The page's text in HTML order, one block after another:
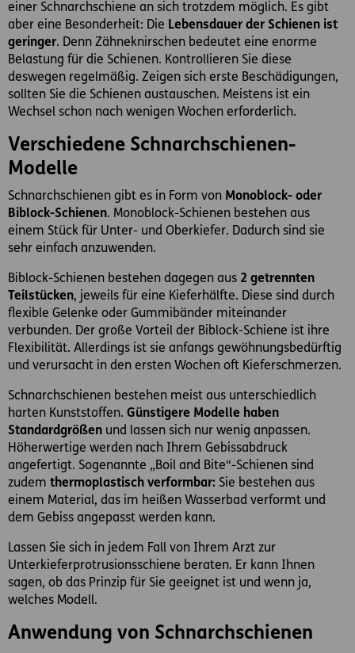
einer Schnarchschiene an sich trotzdem möglich. Es gibt
aber eine Besonderheit: Die Lebensdauer der Schienen ist
geringer. Denn Zähneknirschen bedeutet eine enorme
Belastung für die Schienen. Kontrollieren Sie diese
deswegen regelmäßig. Zeigen sich erste Beschädigungen,
sollten Sie die Schienen austauschen. Meistens ist ein
Wechsel schon nach wenigen Wochen erforderlich.
Verschiedene Schnarchschienen-
Modelle
Schnarchschienen gibt es in Form von Monoblock- oder
Biblock-Schienen. Monoblock-Schienen bestehen aus
einem Stück für Unter- und Oberkiefer. Dadurch sind sie
sehr einfach anzuwenden.
Biblock-Schienen bestehen dagegen aus 2 getrennten
Teilstücken, jeweils für eine Kieferhälfte. Diese sind durch
flexible Gelenke oder Gummibänder miteinander
verbunden. Der große Vorteil der Biblock-Schiene ist ihre
Flexibilität. Allerdings ist sie anfangs gewöhnungsbedürftig
und verursacht in den ersten Wochen oft Kieferschmerzen.
Schnarchschienen bestehen meist aus unterschiedlich
harten Kunststoffen. Günstigere Modelle haben
Standardgrößen und lassen sich nur wenig anpassen.
Höherwertige werden nach Ihrem Gebissabdruck
angefertigt. Sogenannte „Boil and Bite“-Schienen sind
zudem thermoplastisch verformbar: Sie bestehen aus
einem Material, das im heißen Wasserbad verformt und
dem Gebiss angepasst werden kann.
Lassen Sie sich in jedem Fall von Ihrem Arzt zur
Unterkieferprotrusionsschiene beraten. Er kann Ihnen
sagen, ob das Prinzip für Sie geeignet ist und wenn ja,
welches Modell.
Anwendung von Schnarchschienen